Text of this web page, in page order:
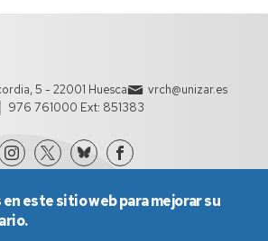
5 - 22001 Huesca
vrch@unizar.es
976 761000 Ext: 851383
este sitio web para mejorar su